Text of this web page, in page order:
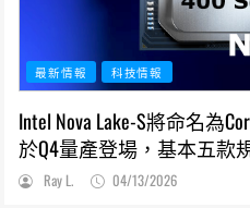
最新情報 科技情報
Intel Nova Lake-S將命名為
於Q4量產登場，基本五款
Ray L. 04/13/2026